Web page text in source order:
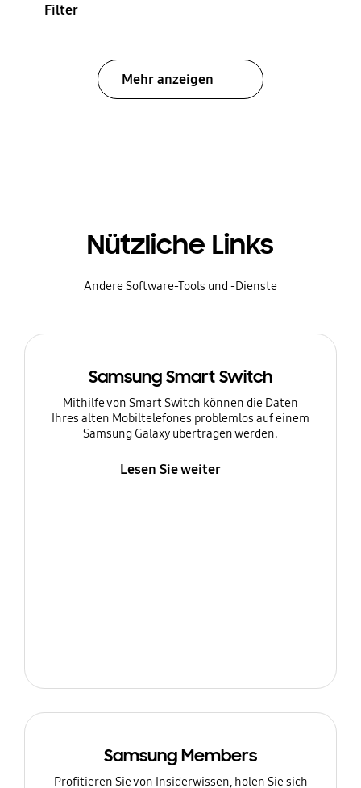
Filter
Mehr anzeigen
Nützliche Links
Andere Software-Tools und -Dienste
Samsung Smart Switch
Mithilfe von Smart Switch können die Daten
Ihres alten Mobiltelefones problemlos auf einem
Samsung Galaxy übertragen werden.
Lesen Sie weiter
Samsung Members
Profitieren Sie von Insiderwissen, holen Sie sich